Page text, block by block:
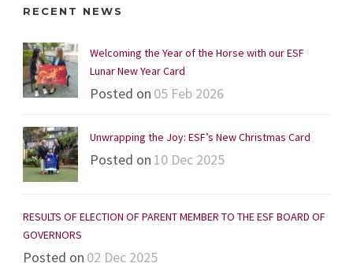
RECENT NEWS
Welcoming the Year of the Horse with our ESF
Lunar New Year Card
Posted on 05 Feb 2026
Unwrapping the Joy: ESF’s New Christmas Card
Posted on 10 Dec 2025
RESULTS OF ELECTION OF PARENT MEMBER TO THE ESF BOARD OF
GOVERNORS
Posted on 02 Dec 2025